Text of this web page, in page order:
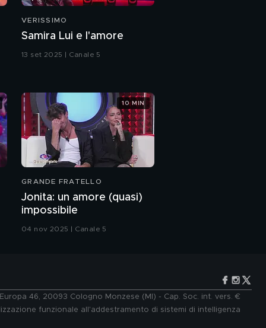
"Sei la donna della mia
vita"
L'Iva attrice
Zanicchi
VERISSIMO
Samira Lui e l'amore
13 set 2025 | Canale 5
GRANDE FRATELLO
Jonita: un amore (quasi)
impossibile
04 nov 2025 | Canale 5
10 MIN
46, 20093 Cologno Monzese (MI) - Cap. Soc. int. vers. €
funzionale all'addestramento di sistemi di intelligenza